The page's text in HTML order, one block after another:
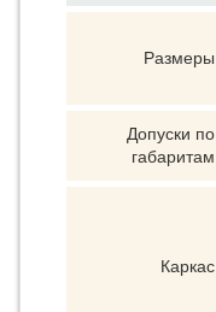
Размеры
Допуски по
габаритам
Каркас